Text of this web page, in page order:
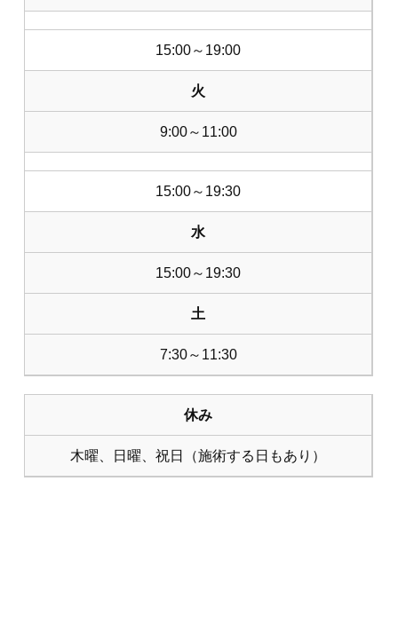
15:00～19:00
火
9:00～11:00
15:00～19:30
水
15:00～19:30
土
7:30～11:30
休み
木曜、日曜、祝日（施術する日もあり）